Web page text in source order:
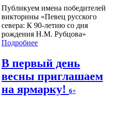
Публикуем имена победителей
викторины «Певец русского
севера: К 90-летию со дня
рождения Н.М. Рубцова»
Подробнее
В первый день
весны приглашаем
на ярмарку! 6+